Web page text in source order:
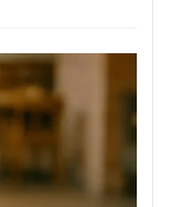
como
reservar